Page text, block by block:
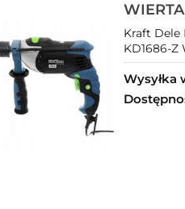
Kraft Dele
KD1686-Z
Wysyłka